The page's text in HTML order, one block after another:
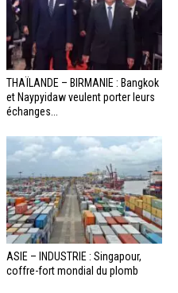
THAÏLANDE – BIRMANIE : Bangkok
et Naypyidaw veulent porter leurs
échanges...
ASIE – INDUSTRIE : Singapour,
coffre-fort mondial du plomb